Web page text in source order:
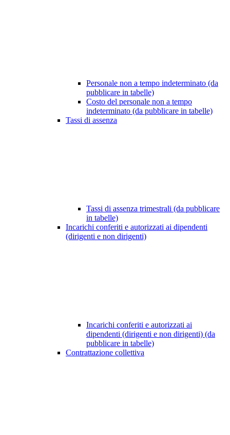
Personale non a tempo indeterminato (da
pubblicare in tabelle)
Costo del personale non a tempo
indeterminato (da pubblicare in tabelle)
Tassi di assenza
Tassi di assenza trimestrali (da pubblicare
in tabelle)
Incarichi conferiti e autorizzati ai dipendenti
(dirigenti e non dirigenti)
Incarichi conferiti e autorizzati ai
dipendenti (dirigenti e non dirigenti) (da
pubblicare in tabelle)
Contrattazione collettiva